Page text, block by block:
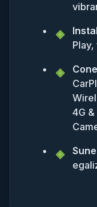
4G